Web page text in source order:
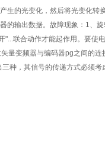
生的光变化，然后将光变化转
的输出数据。故障现象：1、
"...联合动作才能起作用。要使
量变频器与编码器pg之间的连
种，其信号的传递方式必须考